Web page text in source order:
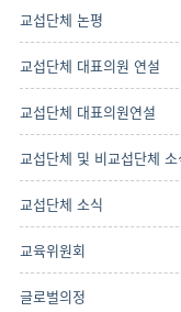
교섭단체 논평
교섭단체 대표의원 연설
교섭단체 대표의원연설
교섭단체 및 비교섭단체 소
교섭단체 소식
교육위원회
글로벌의정